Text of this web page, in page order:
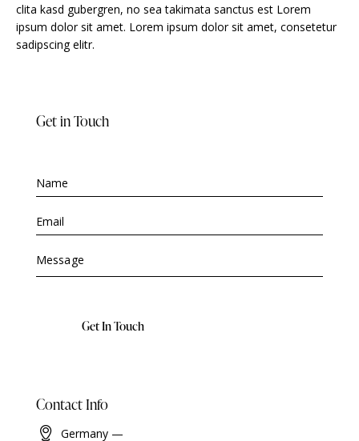
clita kasd gubergren, no sea takimata sanctus est Lorem
ipsum dolor sit amet. Lorem ipsum dolor sit amet, consetetur
sadipscing elitr.
Get in Touch
lContact Info
Germany —